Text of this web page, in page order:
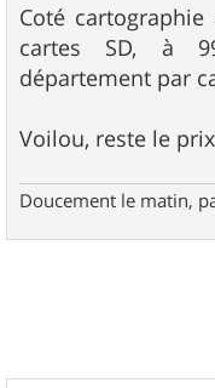
Coté
cartes SD, à
département par
Voilou, reste le
Doucement le matin,